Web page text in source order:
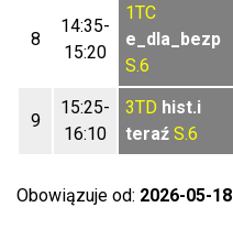
8
14:35-
15:20
1TC
e_dla_bezp
S.6
9
15:25-
16:10
3TD hist.i
teraź S.6
Obowiązuje od: 2026-05-18